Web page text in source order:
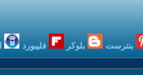
بنترست بلوكر فليبورد